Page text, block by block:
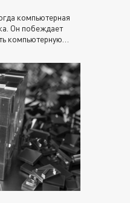
компьютерная
Он побеждает
компьютерную